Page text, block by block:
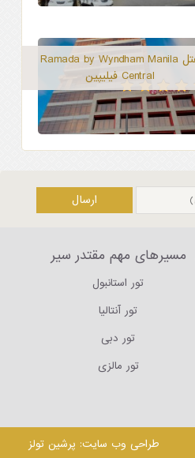
هتل Ramada by Wyndham Manila
Central فیلیپین
مسیرهای مهم مقتدر سیر
تور استانبول
تور آنتالیا
تور دبی
تور مالزی
طراحی وب سایت: پرشین تولز